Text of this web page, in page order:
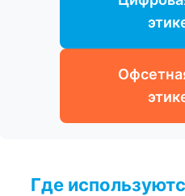
Где